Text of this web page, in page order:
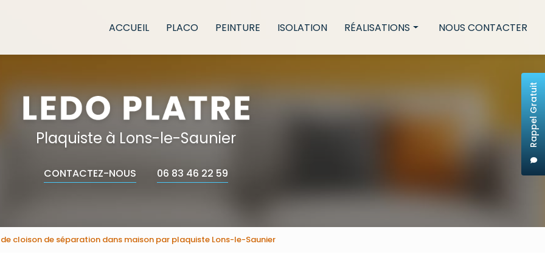
Rappel Gratuit
ACCUEIL
PLACO PEINTURE ISOLATION RÉALISATIONS NOUS CONTACTER
Plaquiste à Lons-le-Saunier
CONTACTEZ-NOUS 06 83 46 22 59
cloison de séparation dans maison par plaquiste Lons-le-Saunier